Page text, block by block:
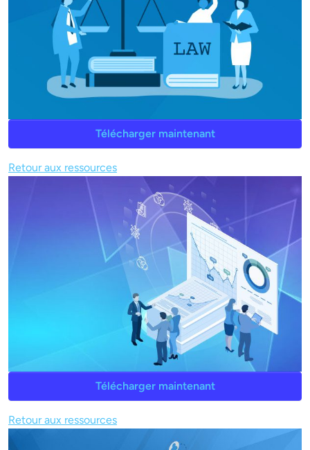
Télécharger maintenant
Retour aux ressources
Télécharger maintenant
Retour aux ressources